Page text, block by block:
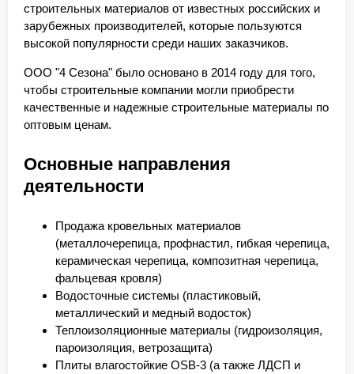
строительных материалов от известных российских и
зарубежных производителей, которые пользуются
высокой популярности среди наших заказчиков.
ООО "4 Сезона" было основано в 2014 году для того,
чтобы строительные компании могли приобрести
качественные и надежные строительные материалы по
оптовым ценам.
Основные направления
деятельности
Продажа кровельных материалов
(металлочерепица, профнастил, гибкая черепица,
керамическая черепица, композитная черепица,
фальцевая кровля)
Водосточные системы (пластиковый,
металлический и медный водосток)
Теплоизоляционные материалы (гидроизоляция,
пароизоляция, ветрозащита)
Плиты влагостойкие OSB-3 (а также ЛДСП и